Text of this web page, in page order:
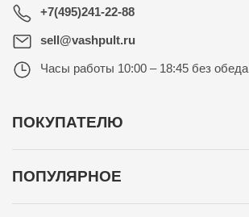
+7(495)241-22-88
sell@vashpult.ru
Часы работы 10:00 – 18:45 без обеда
ПОКУПАТЕЛЮ
ПОПУЛЯРНОЕ